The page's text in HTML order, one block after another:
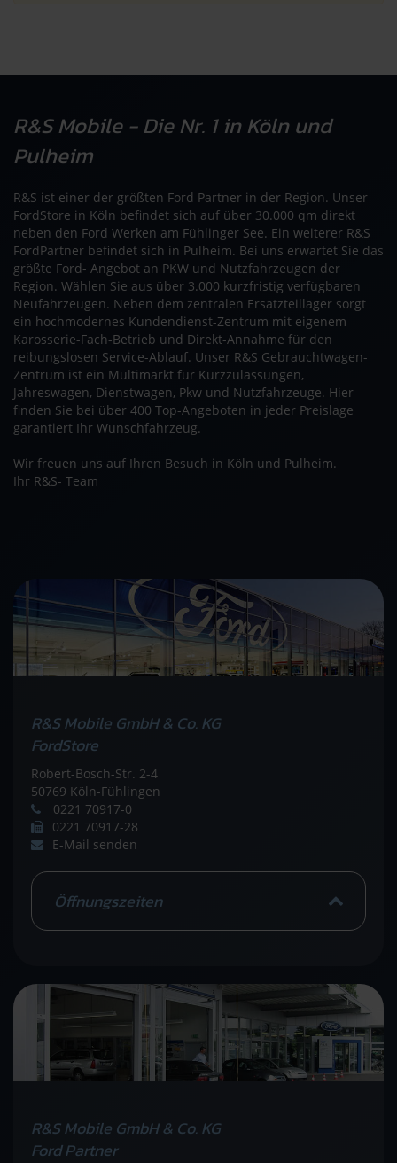
R&S Mobile - Die Nr. 1 in Köln und
Pulheim
R&S ist einer der größten Ford Partner in der Region. Unser
FordStore in Köln befindet sich auf über 30.000 qm direkt
neben den Ford Werken am Fühlinger See. Ein weiterer R&S
FordPartner befindet sich in Pulheim. Bei uns erwartet Sie das
größte Ford- Angebot an PKW und Nutzfahrzeugen der
Region. Wählen Sie aus über 3.000 kurzfristig verfügbaren
Neufahrzeugen. Neben dem zentralen Ersatzteillager sorgt
ein hochmodernes Kundendienst-Zentrum mit eigenem
Karosserie-Fach-Betrieb und Direkt-Annahme für den
reibungslosen Service-Ablauf. Unser R&S Gebrauchtwagen-
Zentrum ist ein Multimarkt für Kurzzulassungen,
Jahreswagen, Dienstwagen, Pkw und Nutzfahrzeuge. Hier
finden Sie bei über 400 Top-Angeboten in jeder Preislage
garantiert Ihr Wunschfahrzeug.
Wir freuen uns auf Ihren Besuch in Köln und Pulheim.
Ihr R&S- Team
R&S Mobile GmbH & Co. KG
FordStore
Robert-Bosch-Str. 2-4
50769 Köln-Fühlingen
0221 70917-0
0221 70917-28
E-Mail senden
Öffnungszeiten
R&S Mobile GmbH & Co. KG
Ford Partner